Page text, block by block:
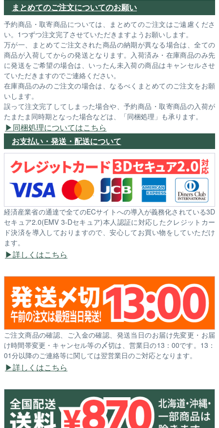
まとめてのご注文についてのお願い
予約商品・取寄商品については、まとめてのご注文はご遠慮くださ
い。1つずつ注文完了させていただきますようお願いします。
万が一、まとめてご注文された商品の納期が異なる場合は、全ての
商品が入荷してからの発送となります。入荷済み・在庫商品のみ先
に発送をご希望の場合は、いったん未入荷の商品はキャンセルさせ
ていただきますのでご連絡ください。
在庫商品のみのご注文の場合は、なるべくまとめてのご注文をお願
いします。
誤って注文完了してしまった場合や、予約商品・取寄商品の入荷が
たまたま同時期となった場合などは、「同梱処理」も承ります。
同梱処理についてはこちら
お支払い・発送・配送について
経済産業省の通達で全てのECサイトへの導入が義務化されている3D
セキュア2.0(EMV 3-Dセキュア)本人認証に対応したクレジットカー
ド決済を導入しておりますので、安心してお買い物をしていただけ
ます。
詳しくはこちら
ご注文商品の確認、ご入金の確認、発送当日のお届け先変更・お届
け時間帯変更・キャンセル等の〆切は、営業日の13：00です。13：
01分以降のご連絡等に関しては翌営業日のご対応となります。
詳しくはこちら